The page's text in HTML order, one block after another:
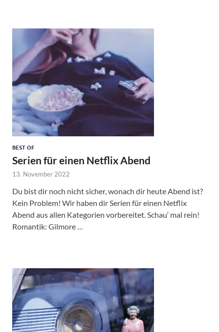
BEST OF
Serien für einen Netflix Abend
13. November 2022
Du bist dir noch nicht sicher, wonach dir heute Abend ist?
Kein Problem! Wir haben dir Serien für einen Netflix
Abend aus allen Kategorien vorbereitet. Schau‘ mal rein!
Romantik: Gilmore …